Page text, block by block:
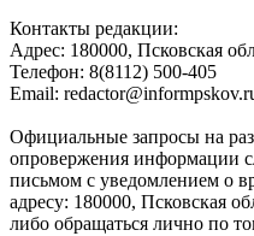
Контакты редакции:
Адреc: 180000, Псковская
Телефон: 8(8112) 500-405
Email:
Официальные запросы на
опровержения информации
письмом с уведомлением о
адресу: 180000, Псковская
либо обращаться лично по